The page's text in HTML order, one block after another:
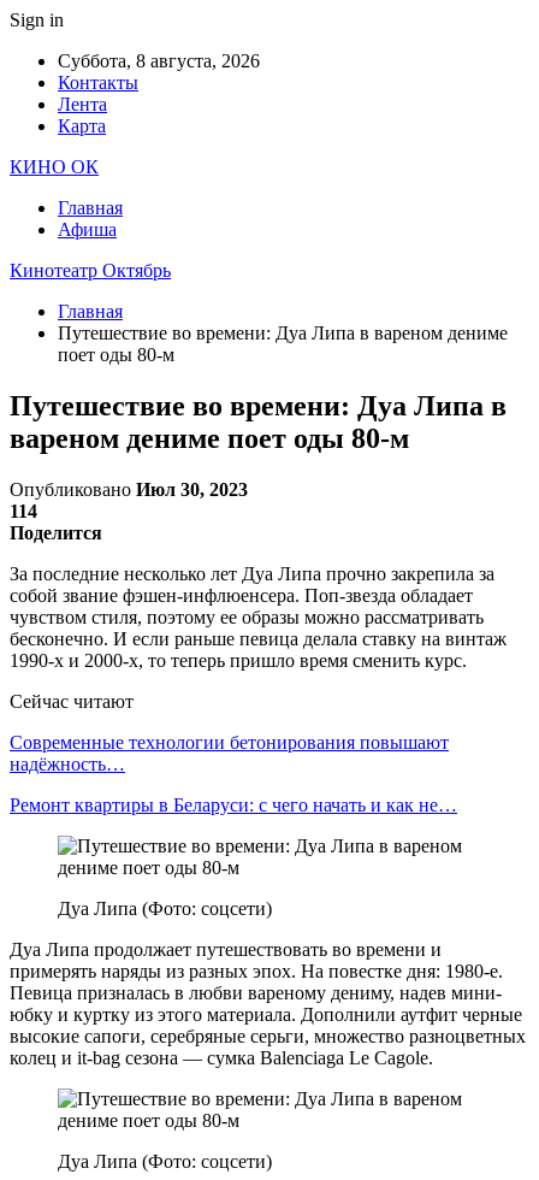
Sign in
Суббота, 8 августа, 2026
Контакты
Лента
Карта
КИНО ОК
Главная
Афиша
Кинотеатр Октябрь
Главная
Путешествие во времени: Дуа Липа в вареном дениме
поет оды 80-м
Путешествие во времени: Дуа Липа в
вареном дениме поет оды 80-м
Опубликовано Июл 30, 2023
114
Поделится
За последние несколько лет Дуа Липа прочно закрепила за
собой звание фэшен-инфлюенсера. Поп-звезда обладает
чувством стиля, поэтому ее образы можно рассматривать
бесконечно. И если раньше певица делала ставку на винтаж
1990-х и 2000-х, то теперь пришло время сменить курс.
Сейчас читают
Современные технологии бетонирования повышают
надёжность…
Ремонт квартиры в Беларуси: с чего начать и как не…
Дуа Липа (Фото: соцсети)
Дуа Липа продолжает путешествовать во времени и
примерять наряды из разных эпох. На повестке дня: 1980-е.
Певица призналась в любви вареному дениму, надев мини-
юбку и куртку из этого материала. Дополнили аутфит черные
высокие сапоги, серебряные серьги, множество разноцветных
колец и it-bag сезона — сумка Balenciaga Le Cagole.
Дуа Липа (Фото: соцсети)